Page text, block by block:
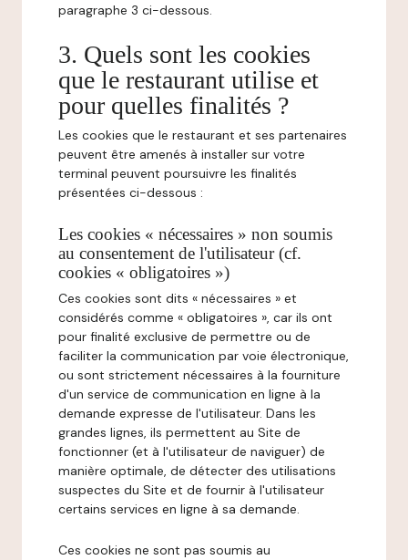
paragraphe 3 ci-dessous.
3. Quels sont les cookies
que le restaurant utilise et
pour quelles finalités ?
Les cookies que le restaurant et ses partenaires
peuvent être amenés à installer sur votre
terminal peuvent poursuivre les finalités
présentées ci-dessous :
Les cookies « nécessaires » non soumis
au consentement de l'utilisateur (cf.
cookies « obligatoires »)
Ces cookies sont dits « nécessaires » et
considérés comme « obligatoires », car ils ont
pour finalité exclusive de permettre ou de
faciliter la communication par voie électronique,
ou sont strictement nécessaires à la fourniture
d'un service de communication en ligne à la
demande expresse de l'utilisateur. Dans les
grandes lignes, ils permettent au Site de
fonctionner (et à l'utilisateur de naviguer) de
manière optimale, de détecter des utilisations
suspectes du Site et de fournir à l'utilisateur
certains services en ligne à sa demande.
Ces cookies ne sont pas soumis au